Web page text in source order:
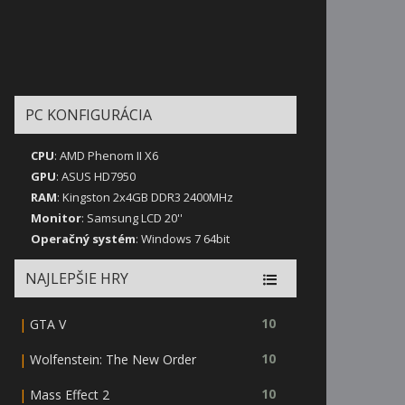
PC KONFIGURÁCIA
CPU: AMD Phenom II X6
GPU: ASUS HD7950
RAM: Kingston 2x4GB DDR3 2400MHz
Monitor: Samsung LCD 20''
Operačný systém: Windows 7 64bit
NAJLEPŠIE HRY
10
| GTA V
10
| Wolfenstein: The New Order
10
| Mass Effect 2